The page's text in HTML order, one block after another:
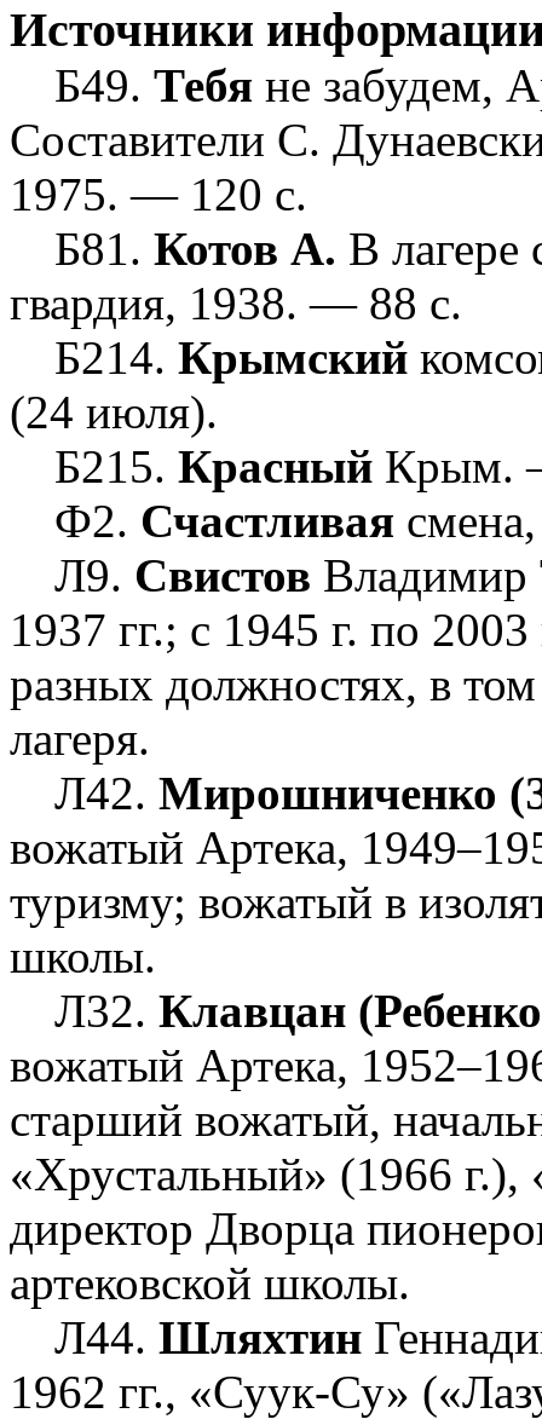
Источники
Б49. Тебя не забудем,
Составители С.
1975. — 120 с.
Б81. Котов А. В
гвардия, 1938. — 88 с.
Б214. Крымский
(24 июля).
Б215. КрасныйКрым.
Ф2. Счастливая
Л9. Свистов Владимир
1937 гг.; с 1945 г. по
разных должностях, в
лагеря.
Л42. Мирошниченко
вожатый Артека,
туризму; вожатый в
школы.
Л32. Клавцан
вожатый Артека,
старший вожатый,
«Хрустальный» (1966
директор Дворца
артековской школы.
Л44. Шляхтин
1962 гг., «Суук-Су»